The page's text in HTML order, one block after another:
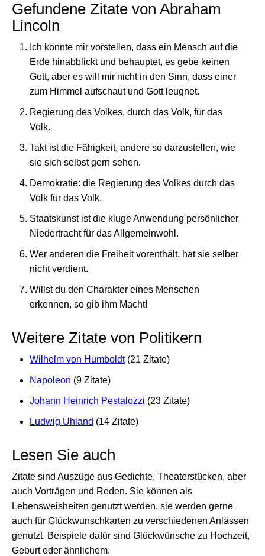
Gefundene Zitate von Abraham
Lincoln
Ich könnte mir vorstellen, dass ein Mensch auf die
Erde hinabblickt und behauptet, es gebe keinen
Gott, aber es will mir nicht in den Sinn, dass einer
zum Himmel aufschaut und Gott leugnet.
Regierung des Volkes, durch das Volk, für das
Volk.
Takt ist die Fähigkeit, andere so darzustellen, wie
sie sich selbst gern sehen.
Demokratie: die Regierung des Volkes durch das
Volk für das Volk.
Staatskunst ist die kluge Anwendung persönlicher
Niedertracht für das Allgemeinwohl.
Wer anderen die Freiheit vorenthält, hat sie selber
nicht verdient.
Willst du den Charakter eines Menschen
erkennen, so gib ihm Macht!
Weitere Zitate von Politikern
Wilhelm von Humboldt(21 Zitate)
Napoleon (9 Zitate)
Johann Heinrich Pestalozzi (23 Zitate)
Ludwig Uhland (14 Zitate)
Lesen Sie auch
Zitate sind Auszüge aus Gedichte, Theaterstücken, aber
auch Vorträgen und Reden. Sie können als
Lebensweisheiten genutzt werden, sie werden gerne
auch für Glückwunschkarten zu verschiedenen Anlässen
genutzt. Beispiele dafür sind Glückwünsche zu Hochzeit,
Geburt oder ähnlichem.